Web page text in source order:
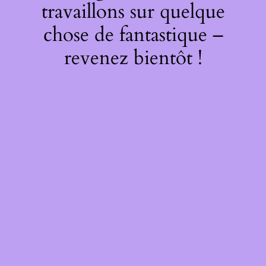
travaillons sur quelque
chose de fantastique –
revenez bientôt !